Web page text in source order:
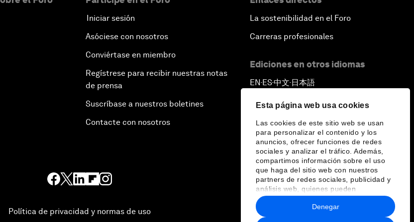
Esta página web usa cookies
Las cookies de este sitio web se usan
para personalizar el contenido y los
anuncios, ofrecer funciones de redes
sociales y analizar el tráfico. Además,
compartimos información sobre el uso
que haga del sitio web con nuestros
partners de redes sociales, publicidad y
análisis web, quienes pueden
combinarla con otra información que les
haya proporcionado o que hayan
recopilado a partir del uso que haya
Denegar
Iniciar sesión
Asóciese con nosotros
Conviértase en miembro
Regístrese para recibir nuestras notas
de prensa
Suscríbase a nuestros boletines
Contacte con nosotros
La sostenibilidad en el Foro
Carreras profesionales
Ediciones en otros idiomas
EN ▪ ES▪中文▪ 日本語
Política de privacidad y normas de uso